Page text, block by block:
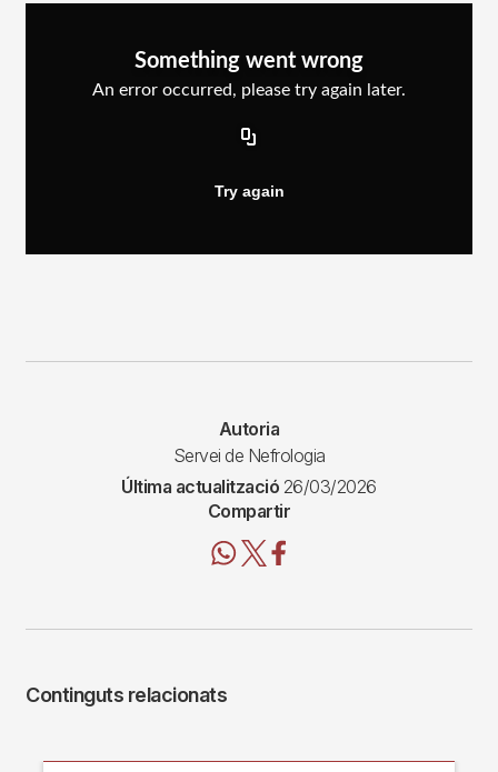
Autoria
Servei de Nefrologia
Última actualització 26/03/2026
Compartir
Continguts relacionats